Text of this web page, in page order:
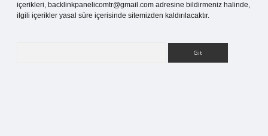
içerikleri, backlinkpanelicomtr@gmail.com adresine bildirmeniz halinde,
ilgili içerikler yasal süre içerisinde sitemizden kaldırılacaktır.